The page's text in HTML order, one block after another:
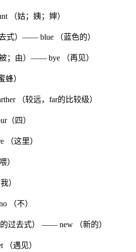
（姑；姨；婶）
式）—— blue （蓝色的）
；由）—— bye （再见）
蜂）
（较远，far的比较级）
四）
（这里）
）
）
（不）
过去式） —— new （新的）
（遇见）